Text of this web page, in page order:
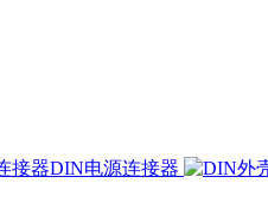
DIN电源连接器